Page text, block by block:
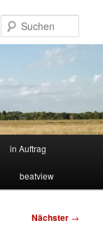
in Auftrag
beatview
Nächster →